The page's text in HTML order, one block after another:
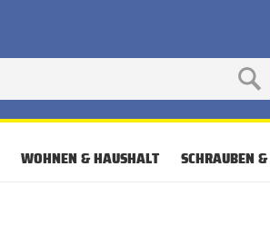
WOHNEN & HAUSHALT SCHRAUBEN